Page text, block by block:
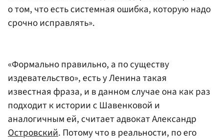
о том, что есть системная ошибка, которую надо
срочно исправлять».
«Формально правильно, а по существу
издевательство», есть у Ленина такая
известная фраза, и в данном случае она как раз
подходит к истории с Шавенковой и
аналогичным ей, считает адвокат Александр
Островский. Потому что в реальности, по его